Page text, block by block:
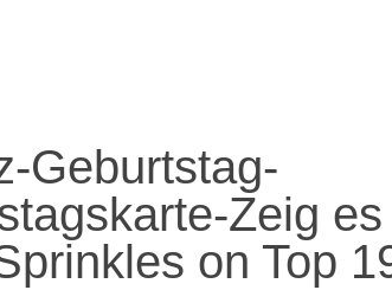
Geburtstag-
Zeig
on Top